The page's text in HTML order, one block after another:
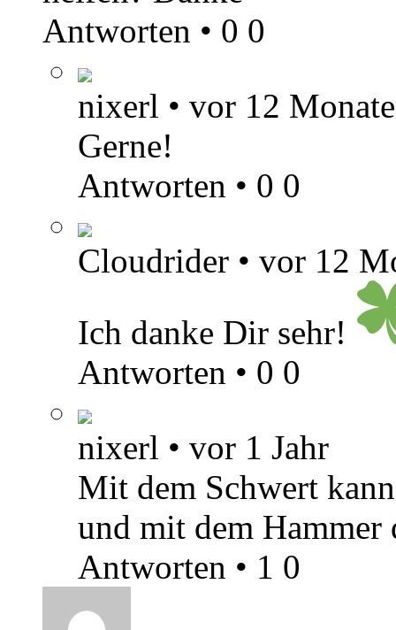
Antworten • 0 0
nixerl • vor 12
Gerne!
Antworten • 0 0
Cloudrider • vor 12
Ich danke Dir sehr!
Antworten • 0 0
nixerl • vor 1 Jahr
Mit dem Schwert
und mit dem Hammer
Antworten • 1 0